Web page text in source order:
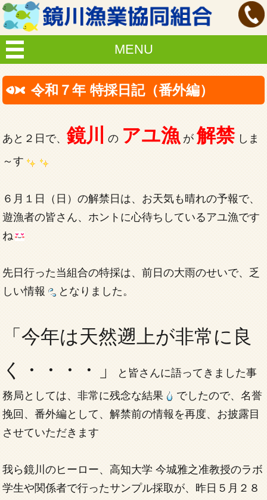
MENU
令和７年 特採日記（番外編）
あと２日で、鏡川 の アユ漁 が 解禁 しま
～す
６月１日（日）の解禁日は、お天気も晴れの予報で、
遊漁者の皆さん、ホントに心待ちしているアユ漁です
ね
先日行った当組合の特採は、前日の大雨のせいで、乏
しい情報
となりました。
「今年は天然遡上が非常に良
く・・・・」
と皆さんに語ってきました事
務局としては、非常に残念な結果
でしたので、名誉
挽回、番外編として、解禁前の情報を再度、お披露目
させていただきます
我ら鏡川のヒーロー、高知大学 今城雅之准教授のラボ
学生や関係者で行ったサンプル採取が、昨日５月２８